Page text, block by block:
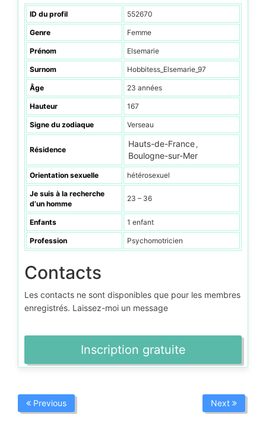
ID du profil 552670
Genre Femme
Prénom Elsemarie
Surnom Hobbitess_Elsemarie_97
Âge 23 années
Hauteur 167
Signe du zodiaque Verseau
Résidence
Hauts-de-France ,
Boulogne-sur-Mer
Orientation sexuelle hétérosexuel
Je suis à la recherche
d’un homme
23 – 36
Enfants 1 enfant
Profession Psychomotricien
Contacts
Les contacts ne sont disponibles que pour les membres
enregistrés. Laissez-moi un message
Inscription gratuite
Previous Next